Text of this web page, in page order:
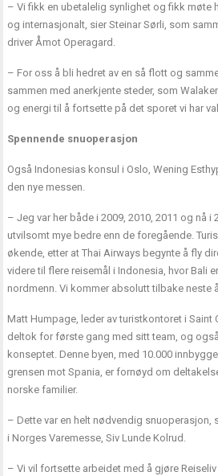
– Vi fikk en ubetalelig synlighet og fikk møte
og internasjonalt, sier Steinar Sørli, som
driver Åmot Operagard.
– For oss å bli hedret av en så flott og
sammen med anerkjente steder, som
og energi til å fortsette på det sporet vi har
Spennende snuoperasjon
Også Indonesias konsul i Oslo, Wening
den nye messen.
– Jeg var her både i 2009, 2010, 2011 og nå i
utvilsomt mye bedre enn de foregående.
økende, etter at Thai Airways begynte å fly
videre til flere reisemål i Indonesia, hvor Bali
nordmenn. Vi kommer absolutt tilbake neste
Matt Humpage, leder av turistkontoret i Saint
deltok for første gang med sitt team, og
konseptet. Denne byen, med 10.000
grensen mot Spania, er fornøyd om
norske familier.
– Dette var en helt nødvendig snuoperasjon,
i Norges Varemesse, Siv Lunde Kolrud.
– Vi vil fortsette arbeidet med å gjøre